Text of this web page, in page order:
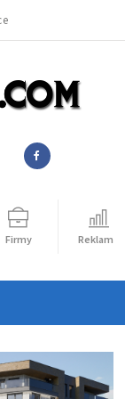
Firmy Reklama